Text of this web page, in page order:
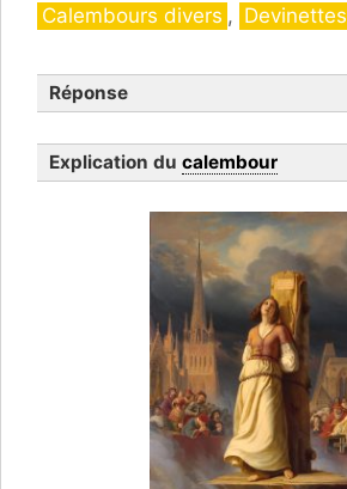
Catégories
Calembours divers , Devinettes
Réponse
Explication du calembour